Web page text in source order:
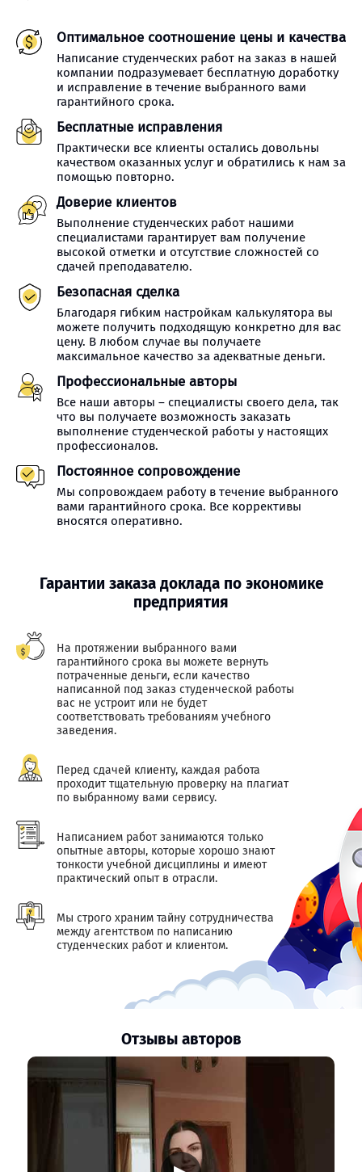
Оптимальное соотношение цены и качества
Написание студенческих работ на заказ в нашей
компании подразумевает бесплатную доработку
и исправление в течение выбранного вами
гарантийного срока.
Бесплатные исправления
Практически все клиенты остались довольны
качеством оказанных услуг и обратились к нам за
помощью повторно.
Доверие клиентов
Выполнение студенческих работ нашими
специалистами гарантирует вам получение
высокой отметки и отсутствие сложностей со
сдачей преподавателю.
Безопасная сделка
Благодаря гибким настройкам калькулятора вы
можете получить подходящую конкретно для вас
цену. В любом случае вы получаете
максимальное качество за адекватные деньги.
Профессиональные авторы
Все наши авторы – специалисты своего дела, так
что вы получаете возможность заказать
выполнение студенческой работы у настоящих
профессионалов.
Постоянное сопровождение
Мы сопровождаем работу в течение выбранного
вами гарантийного срока. Все коррективы
вносятся оперативно.
Гарантии заказа доклада по экономике
предприятия
На протяжении выбранного вами
гарантийного срока вы можете вернуть
потраченные деньги, если качество
написанной под заказ студенческой работы
вас не устроит или не будет
соответствовать требованиям учебного
заведения.
Перед сдачей клиенту, каждая работа
проходит тщательную проверку на плагиат
по выбранному вами сервису.
Написанием работ занимаются только
опытные авторы, которые хорошо знают
тонкости учебной дисциплины и имеют
практический опыт в отрасли.
Мы строго храним тайну сотрудничества
между агентством по написанию
студенческих работ и клиентом.
Отзывы авторов